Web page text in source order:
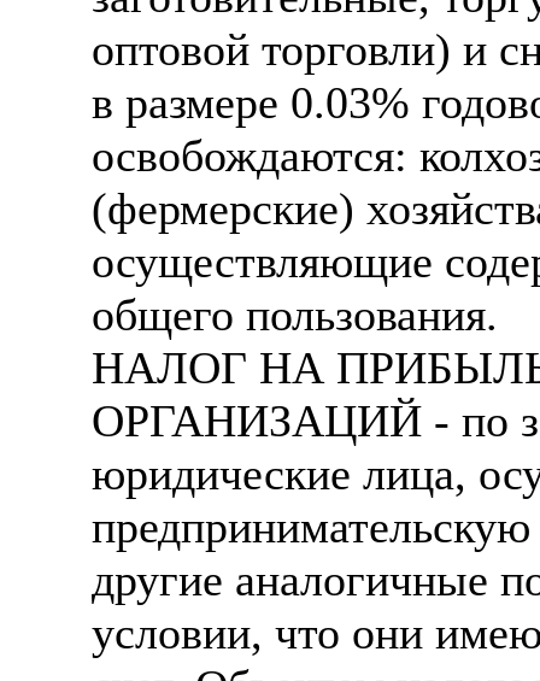
оптовой торговли) и
в размере 0.03%
освобождаются:
(фермерские)
осуществляющие
общего пользования.
НАЛОГ НА
ОРГАНИЗАЦИЙ - по
юридические лица,
другие аналогичные
условии, что они